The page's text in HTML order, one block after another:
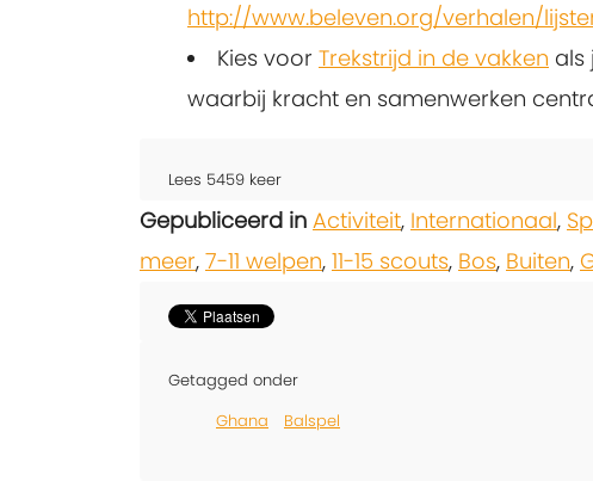
http://www.beleven.org/verhalen/
Kies voor Trekstrijd in de vakken als
waarbij kracht en samenwerken
Lees 5459 keer
Gepubliceerd in Activiteit, Internationaal,
meer, 7-11 welpen, 11-15 scouts, Bos, Buiten,
Getagged onder
Ghana
Balspel